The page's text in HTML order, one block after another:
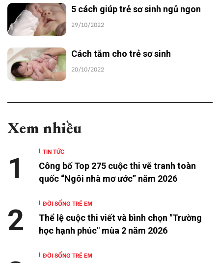
5 cách giúp trẻ sơ sinh ngủ ngon
29/10/2022
Cách tắm cho trẻ sơ sinh
20/10/2022
Xem nhiều
TIN TỨC
Công bố Top 275 cuộc thi vẽ tranh toàn
quốc “Ngôi nhà mơ ước” năm 2026
1
ĐỜI SỐNG TRẺ EM
Thể lệ cuộc thi viết và bình chọn "Trường
học hạnh phúc" mùa 2 năm 2026
2
ĐỜI SỐNG TRẺ EM